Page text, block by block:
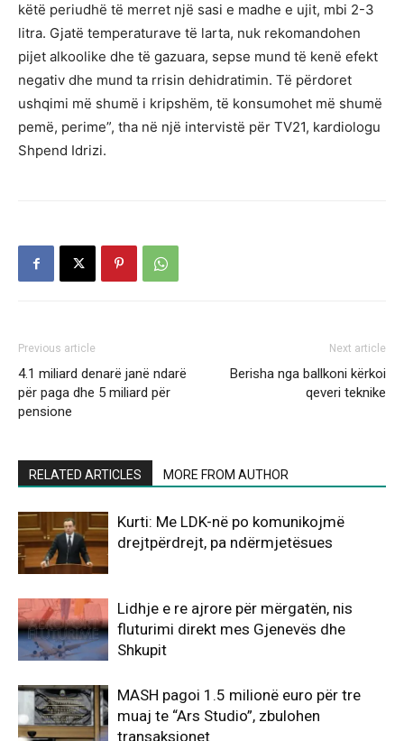
këtë periudhë të merret një sasi e madhe e ujit, mbi 2-3
litra. Gjatë temperaturave të larta, nuk rekomandohen
pijet alkoolike dhe të gazuara, sepse mund të kenë efekt
negativ dhe mund ta rrisin dehidratimin. Të përdoret
ushqimi më shumë i kripshëm, të konsumohet më shumë
pemë, perime”, tha në një intervistë për TV21, kardiologu
Shpend Idrizi.
Previous article
4.1 miliard denarë janë ndarë
për paga dhe 5 miliard për
pensione
Next article
Berisha nga ballkoni kërkoi
qeveri teknike
RELATED ARTICLES MORE FROM AUTHOR
Kurti: Me LDK-në po komunikojmë
drejtpërdrejt, pa ndërmjetësues
Lidhje e re ajrore për mërgatën, nis
fluturimi direkt mes Gjenevës dhe
Shkupit
MASH pagoi 1.5 milionë euro për tre
muaj te “Ars Studio”, zbulohen
transaksionet